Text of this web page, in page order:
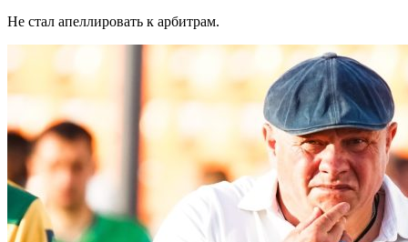
Не стал апеллировать к арбитрам.